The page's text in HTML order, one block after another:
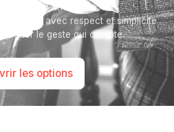
d'une photo.
avec respect et simplicité
le geste qui compte.
les options